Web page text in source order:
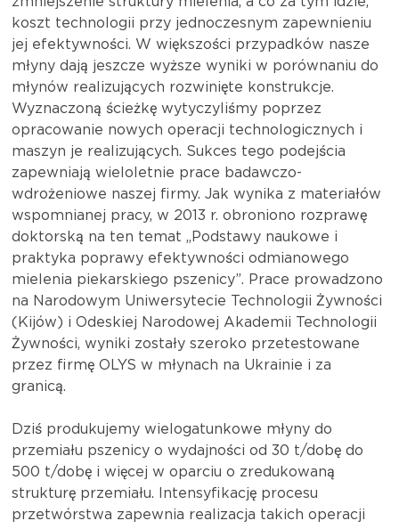
koszt technologii przy jednoczesnym zapewnieniu
jej efektywności. W większości przypadków nasze
młyny dają jeszcze wyższe wyniki w porównaniu do
młynów realizujących rozwinięte konstrukcje.
Wyznaczoną ścieżkę wytyczyliśmy poprzez
opracowanie nowych operacji technologicznych i
maszyn je realizujących. Sukces tego podejścia
zapewniają wieloletnie prace badawczo-
wdrożeniowe naszej firmy. Jak wynika z materiałów
wspomnianej pracy, w 2013 r. obroniono rozprawę
doktorską na ten temat „Podstawy naukowe i
praktyka poprawy efektywności odmianowego
mielenia piekarskiego pszenicy”. Prace prowadzono
na Narodowym Uniwersytecie Technologii Żywności
(Kijów) i Odeskiej Narodowej Akademii Technologii
Żywności, wyniki zostały szeroko przetestowane
przez firmę OLYS w młynach na Ukrainie i za
granicą.
Dziś produkujemy wielogatunkowe młyny do
przemiału pszenicy o wydajności od 30 t/dobę do
500 t/dobę i więcej w oparciu o zredukowaną
strukturę przemiału. Intensyfikację procesu
przetwórstwa zapewnia realizacja takich operacji